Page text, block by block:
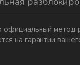
официальный метод
на гарантии